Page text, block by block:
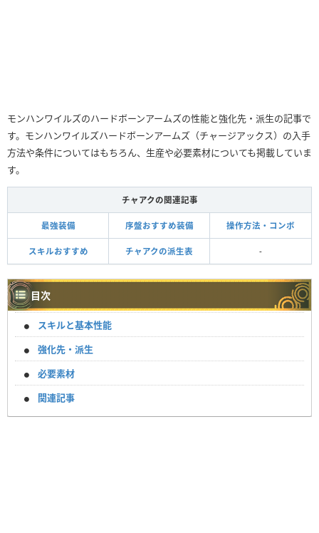
モンハンワイルズのハードボーンアームズの性能と強化先・派生の記事で
す。モンハンワイルズハードボーンアームズ（チャージアックス）の入手
方法や条件についてはもちろん、生産や必要素材についても掲載していま
す。
チャアクの関連記事
最強装備 序盤おすすめ装備 操作方法・コンボ
スキルおすすめ チャアクの派生表 -
目次
スキルと基本性能
強化先・派生
必要素材
関連記事